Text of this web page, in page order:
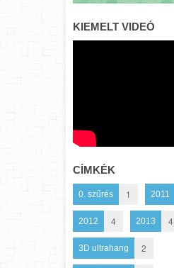
KIEMELT VIDEÓ
CÍMKÉK
0. szűrés 1 2011
2012 4 2013 4
3D ultrahang 2